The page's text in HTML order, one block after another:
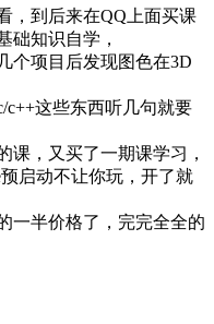
，到后来在QQ上面买课
础知识自学，
个项目后发现图色在3D
这些东西听几句就要
课，又买了一期课学习，
启动不让你玩，开了就
一半价格了，完完全全的